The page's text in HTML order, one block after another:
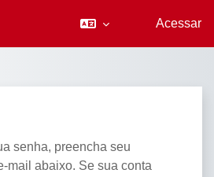
Acessar
senha, preencha seu
mail abaixo. Se sua conta